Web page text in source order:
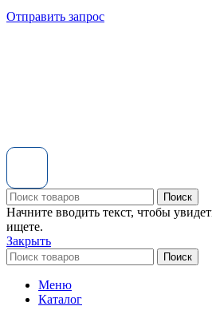
Отправить запрос
Поиск
Начните вводить текст, чтобы
ищете.
Закрыть
Поиск
Меню
Каталог